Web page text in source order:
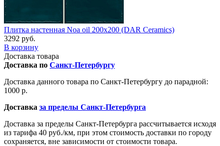
Плитка настенная Noa oil 200x200 (DAR Сeramics)
3292 руб.
В корзину
Доставка товара
Доставка по Санкт-Петербургу
Доставка данного товара по Санкт-Петербургу до парадной:
1000 р.
Доставка за пределы Санкт-Петербурга
Доставка за пределы Санкт-Петербурга рассчитывается исходя
из тарифа 40 руб./км, при этом стоимость доставки по городу
сохраняется, вне зависимости от стоимости товара.